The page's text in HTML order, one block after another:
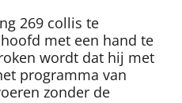
269 collis te
met een hand te
wordt dat hij met
programma van
zonder de